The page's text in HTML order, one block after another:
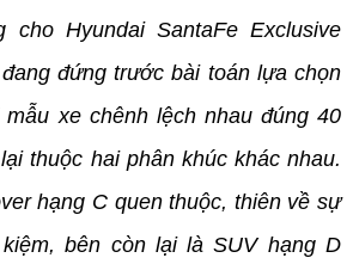
cho Hyundai SantaFe Exclusive
đứng trước bài toán lựa chọn
xe chênh lệch nhau đúng 40
thuộc hai phân khúc khác nhau.
hạng C quen thuộc, thiên về sự
bên còn lại là SUV hạng D